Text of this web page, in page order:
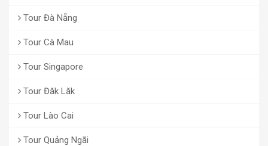
Tour Đà Nẵng
Tour Cà Mau
Tour Singapore
Tour Đăk Lăk
Tour Lào Cai
Tour Quảng Ngãi